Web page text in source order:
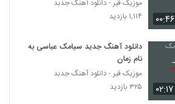
۶,۰۷۵ بازدید
آهنگ باشه از مجید اصلاحی(پاپ)
۱,۲۵۴ بازدید
دانلود آهنگ فاتح نورایی عزیزم چته
۱,۰۹۳ بازدید
۰۰:۴۶
موزیک قیر - دانلود آهنگ جدبد
۱,۱۱۴ بازدید
۰۲:۱۷
دانلود آهنگ جدید سیامک عباسی به
نام زمان
موزیک قیر - دانلود آهنگ جدبد
۳۲۵ بازدید